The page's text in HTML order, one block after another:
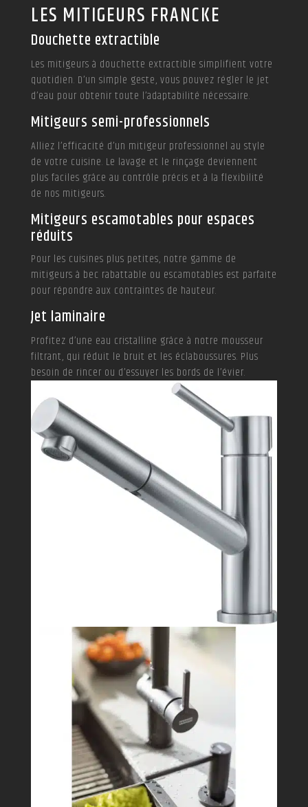
LES MITIGEURS FRANCKE
Douchette extractible
Les mitigeurs à douchette extractible simplifient votre
quotidien. D’un simple geste, vous pouvez régler le jet
d’eau pour obtenir toute l’adaptabilité nécessaire.
Mitigeurs semi-professionnels
Alliez l’efficacité d’un mitigeur professionnel au style
de votre cuisine. Le lavage et le rinçage deviennent
plus faciles grâce au contrôle précis et à la flexibilité
de nos mitigeurs.
Mitigeurs escamotables pour espaces
réduits
Pour les cuisines plus petites, notre gamme de
mitigeurs à bec rabattable ou escamotables est parfaite
pour répondre aux contraintes de hauteur.
Jet laminaire
Profitez d’une eau cristalline grâce à notre mousseur
filtrant, qui réduit le bruit et les éclaboussures. Plus
besoin de rincer ou d’essuyer les bords de l’évier.